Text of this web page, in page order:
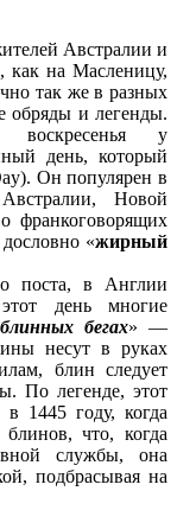
Австралии и
как на Масленицу,
так же в разных
обряды и легенды.
воскресенья у
день, который
Он популярен в
Новой
«жирный
поста, в Англии
день многие
блинных бегах» —
несут в руках
блин следует
По легенде, этот
1445 году, когда
что, когда
службы, она
подбрасывая на